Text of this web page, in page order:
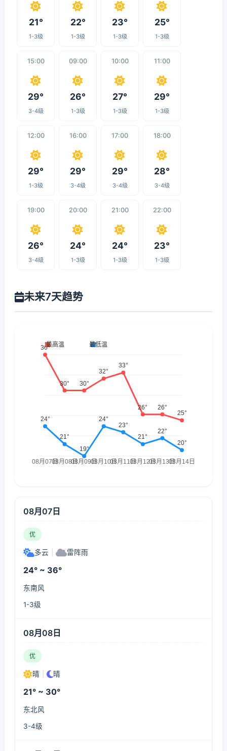
21°
1-3级
22°
1-3级
23°
1-3级
25°
1-3级
15:00
29°
3-4级
09:00
26°
1-3级
10:00
27°
1-3级
11:00
29°
1-3级
12:00
29°
1-3级
16:00
29°
3-4级
17:00
29°
3-4级
18:00
28°
3-4级
19:00
26°
3-4级
20:00
24°
1-3级
21:00
24°
1-3级
22:00
23°
1-3级
未来7天趋势
08月07日
优
多云 雷阵雨
24° ~ 36°
东南风
1-3级
08月08日
优
晴 晴
21° ~ 30°
东北风
3-4级